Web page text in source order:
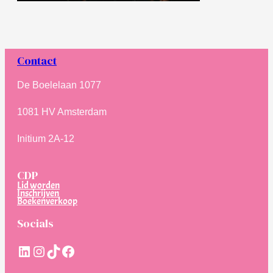
Contact
De Boelelaan 1077
1081 HV Amsterdam
Initium 2A-12
CDP
Lid worden
Inschrijven
Boekenverkoop
Socials
LinkedIn
Instagram
TikTokFacebook